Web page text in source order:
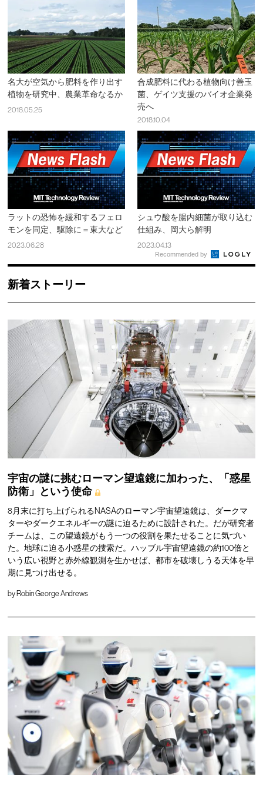
名大が空気から肥料を作り出す
植物を研究中、農業革命なるか
2018.05.25
合成肥料に代わる植物向け善玉
菌、ゲイツ支援のバイオ企業発
売へ
2018.10.04
ラットの恐怖を緩和するフェロ
モンを同定、駆除に＝東大など
2023.06.28
シュウ酸を腸内細菌が取り込む
仕組み、岡大ら解明
2023.04.13
Recommended by
新着ストーリー
宇宙の謎に挑むローマン望遠鏡に加わった、「惑星
防衛」という使命
8月末に打ち上げられるNASAのローマン宇宙望遠鏡は、ダークマ
ターやダークエネルギーの謎に迫るために設計された。だが研究者
チームは、この望遠鏡がもう一つの役割を果たせることに気づい
た。地球に迫る小惑星の捜索だ。ハッブル宇宙望遠鏡の約100倍と
いう広い視野と赤外線観測を生かせば、都市を破壊しうる天体を早
期に見つけ出せる。
byRobin George Andrews